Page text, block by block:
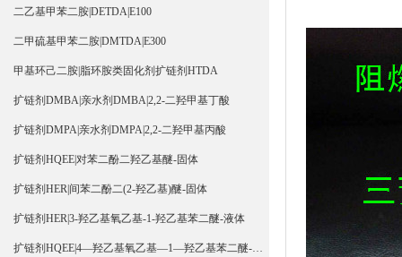
二乙基甲苯二胺|DETDA|E100
二甲硫基甲苯二胺|DMTDA|E300
甲基环己二胺|脂环胺类固化剂扩链剂HTDA
扩链剂DMBA|亲水剂DMBA|2,2-二羟甲基丁酸
扩链剂DMPA|亲水剂DMPA|2,2-二羟甲基丙酸
扩链剂HQEE|对苯二酚二羟乙基醚-固体
扩链剂HER|间苯二酚二(2-羟乙基)醚-固体
扩链剂HER|3-羟乙基氧乙基-1-羟乙基苯二醚-液体
扩链剂HQEE|4—羟乙基氧乙基—1—羟乙基苯二醚-液体